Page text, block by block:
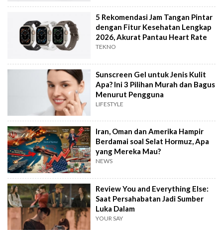
5 Rekomendasi Jam Tangan Pintar
dengan Fitur Kesehatan Lengkap
2026, Akurat Pantau Heart Rate
TEKNO
Sunscreen Gel untuk Jenis Kulit
Apa? Ini 3 Pilihan Murah dan Bagus
Menurut Pengguna
LIFESTYLE
Iran, Oman dan Amerika Hampir
Berdamai soal Selat Hormuz, Apa
yang Mereka Mau?
NEWS
Review You and Everything Else:
Saat Persahabatan Jadi Sumber
Luka Dalam
YOUR SAY